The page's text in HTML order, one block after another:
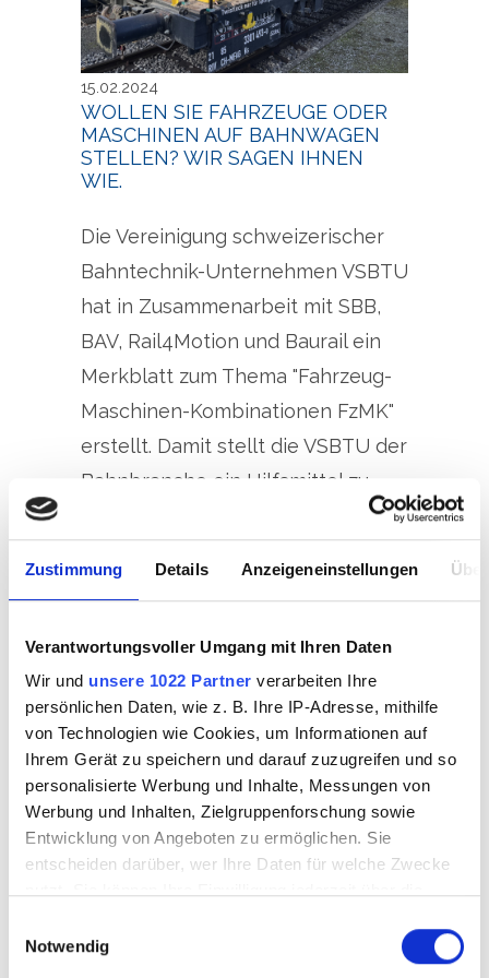
Zustimmung Details Anzeigeneinstellungen
Verantwortungsvoller Umgang mit Ihren Daten
Wir und unsere 1022 Partner verarbeiten Ihre
persönlichen Daten, wie z. B. Ihre IP-Adresse, mithilfe
von Technologien wie Cookies, um Informationen auf
Ihrem Gerät zu speichern und darauf zuzugreifen und so
personalisierte Werbung und Inhalte, Messungen von
Werbung und Inhalten, Zielgruppenforschung sowie
Entwicklung von Angeboten zu ermöglichen. Sie
entscheiden darüber, wer Ihre Daten für welche Zwecke
Trigger Symbol ändern oder widerrufen
Notwendig
Fahrzeug-Maschinen-
Kombination FzMK
15.02.2024
WOLLEN SIE FAHRZEUGE ODER
MASCHINEN AUF BAHNWAGEN
STELLEN? WIR SAGEN IHNEN
WIE.
Die Vereinigung schweizerischer
Bahntechnik-Unternehmen VSBTU
hat in Zusammenarbeit mit SBB,
BAV, Rail4Motion und Baurail ein
Merkblatt zum Thema "Fahrzeug-
Maschinen-Kombinationen FzMK"
erstellt. Damit stellt die VSBTU der
Bahnbranche ein Hilfsmittel zu
Verfügung das Projektleitern und
FzMK zu beachten gibt.
Setzen auch Sie eine FzMK für
Stellen Sie Fahrzeuge oder
Maschinen auf Bahnwagen?
Nutzen Sie das
VSBTU-Merkblatt
und kontaktieren Sie unsere
Zulassungsstelle. Gerne
helfen Ihnen eine